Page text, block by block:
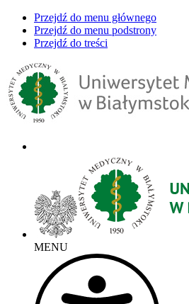
Przejdź do menu głównego
Przejdź do menu podstrony
Przejdź do treści
MENU